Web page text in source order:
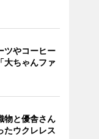
ツやコーヒー
大ちゃんファ
物と優舎さん
たウクレレス